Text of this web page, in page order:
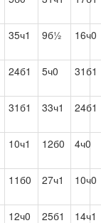
35ч1 9б½ 16ч0
24б1 5ч0 31б1
31б1 33ч1 24б1
10ч1 12б0 4ч0
11б0 27ч1 10ч0
12ч0 25б1 14ч1